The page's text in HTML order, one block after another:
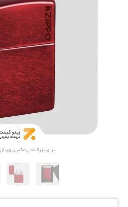
برای بزرگنمایی عکس روی